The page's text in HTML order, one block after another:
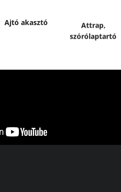
Ajtó akasztó
Attrap,
szórólap­tartó